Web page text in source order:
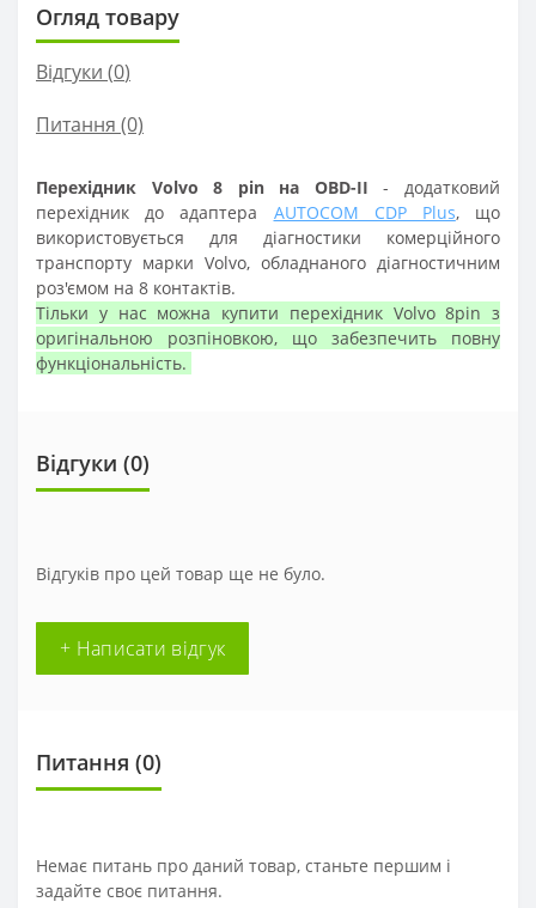
Огляд товару
Відгуки (0)
Питання (0)
Перехідник Volvo 8 pin на OBD-II - додатковий
перехідник до адаптера AUTOCOM CDP Plus, що
використовується для діагностики комерційного
транспорту марки Volvo, обладнаного діагностичним
роз'ємом на 8 контактів.
Тільки у нас можна купити перехідник Volvo 8pin з
оригінальною розпіновкою, що забезпечить повну
функціональність.
Відгуки (0)
Відгуків про цей товар ще не було.
+ Написати відгук
Питання (0)
Немає питань про даний товар, станьте першим і
задайте своє питання.